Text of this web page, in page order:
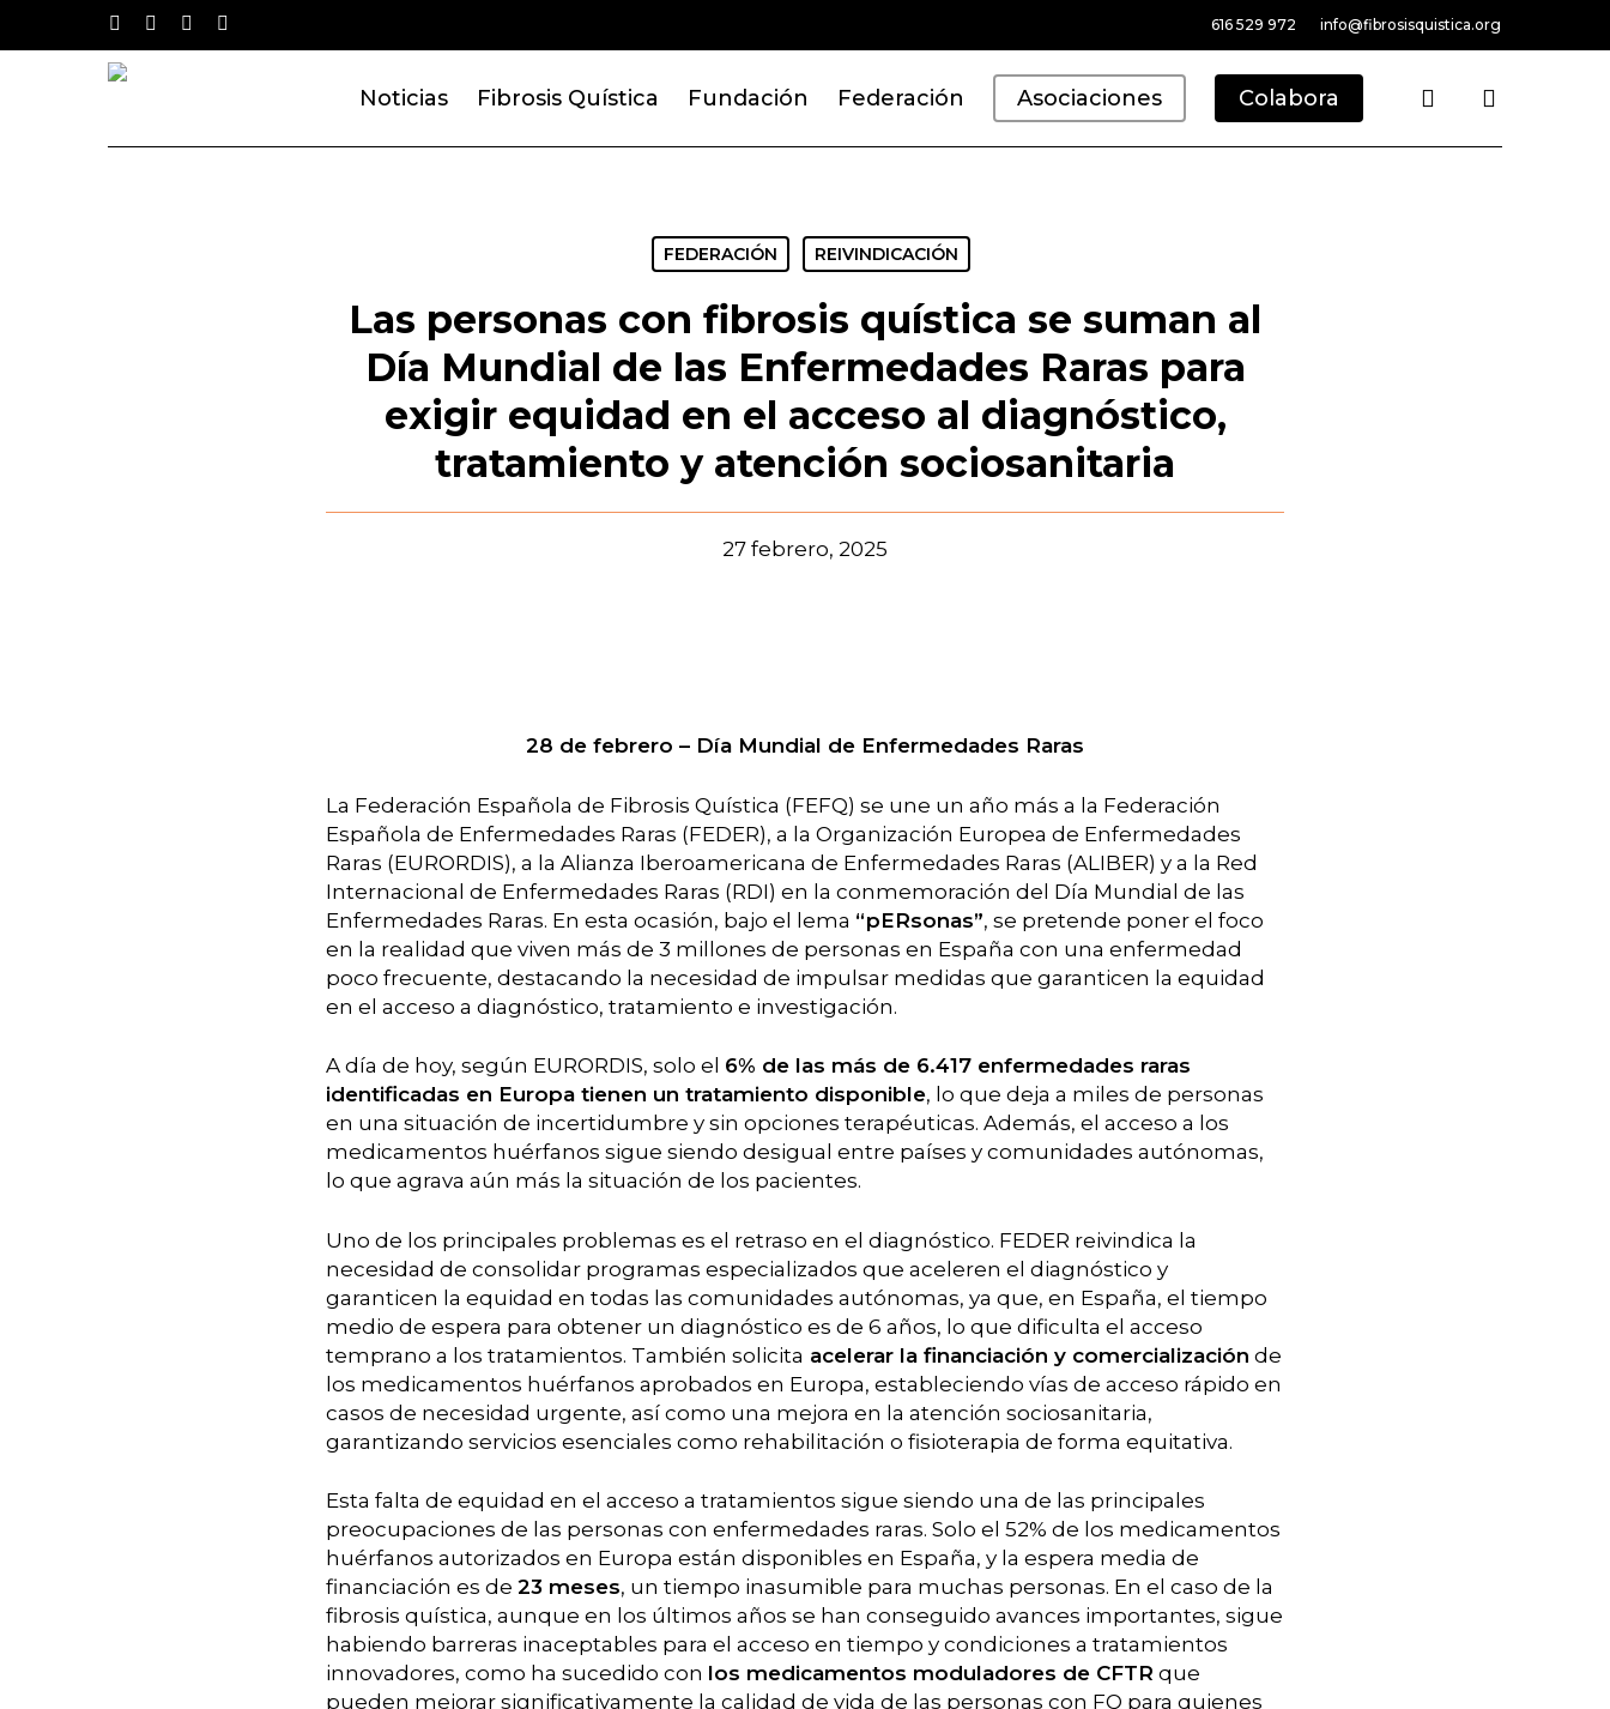
616 529 972 info@fibrosisquistica.org
Presiona enter para buscar o ESC para cerrar
Noticias Fibrosis Quística Fundación Federación Asociaciones Colabora search
FEDERACIÓN REIVINDICACIÓN
Las personas con fibrosis quística se suman al
Día Mundial de las Enfermedades Raras para
exigir equidad en el acceso al diagnóstico,
tratamiento y atención sociosanitaria
27 febrero, 2025
28 de febrero – Día Mundial de Enfermedades Raras
La Federación Española de Fibrosis Quística (FEFQ) se une un año más a la Federación
Española de Enfermedades Raras (FEDER), a la Organización Europea de Enfermedades
Raras (EURORDIS), a la Alianza Iberoamericana de Enfermedades Raras (ALIBER) y a la Red
Internacional de Enfermedades Raras (RDI) en la conmemoración del Día Mundial de las
Enfermedades Raras. En esta ocasión, bajo el lema “pERsonas”, se pretende poner el foco
en la realidad que viven más de 3 millones de personas en España con una enfermedad
poco frecuente, destacando la necesidad de impulsar medidas que garanticen la equidad
en el acceso a diagnóstico, tratamiento e investigación.
A día de hoy, según EURORDIS, solo el 6% de las más de 6.417 enfermedades raras
identificadas en Europa tienen un tratamiento disponible, lo que deja a miles de personas
en una situación de incertidumbre y sin opciones terapéuticas. Además, el acceso a los
medicamentos huérfanos sigue siendo desigual entre países y comunidades autónomas,
lo que agrava aún más la situación de los pacientes.
Uno de los principales problemas es el retraso en el diagnóstico. FEDER reivindica la
necesidad de consolidar programas especializados que aceleren el diagnóstico y
garanticen la equidad en todas las comunidades autónomas, ya que, en España, el tiempo
medio de espera para obtener un diagnóstico es de 6 años, lo que dificulta el acceso
temprano a los tratamientos. También solicita acelerar la financiación y comercialización de
los medicamentos huérfanos aprobados en Europa, estableciendo vías de acceso rápido en
casos de necesidad urgente, así como una mejora en la atención sociosanitaria,
garantizando servicios esenciales como rehabilitación o fisioterapia de forma equitativa.
Esta falta de equidad en el acceso a tratamientos sigue siendo una de las principales
preocupaciones de las personas con enfermedades raras. Solo el 52% de los medicamentos
huérfanos autorizados en Europa están disponibles en España, y la espera media de
financiación es de 23 meses, un tiempo inasumible para muchas personas. En el caso de la
fibrosis quística, aunque en los últimos años se han conseguido avances importantes, sigue
habiendo barreras inaceptables para el acceso en tiempo y condiciones a tratamientos
innovadores, como ha sucedido con los medicamentos moduladores de CFTR que
pueden mejorar significativamente la calidad de vida de las personas con FQ para quienes